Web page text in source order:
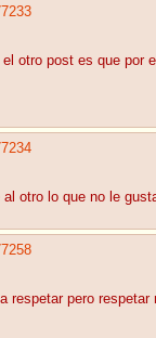
otro post es que por
al otro lo que no le
respetar pero respetar